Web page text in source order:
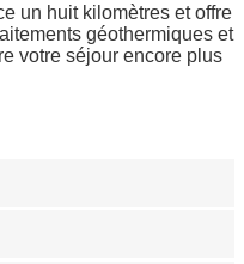
un huit kilomètres et offre
géothermiques et
votre séjour encore plus